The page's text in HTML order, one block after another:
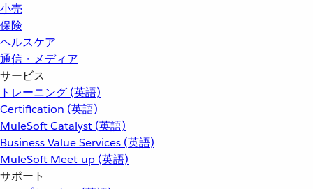
小売
保険
ヘルスケア
通信・メディア
サービス
トレーニング (英語)
Certification (英語)
MuleSoft Catalyst (英語)
Business Value Services (英語)
MuleSoft Meet-up (英語)
サポート